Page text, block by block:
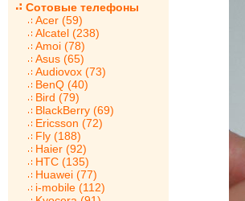
Сотовые телефоны
Acer (59)
Alcatel (238)
Amoi (78)
Asus (65)
Audiovox (73)
BenQ (40)
Bird (79)
BlackBerry (69)
Ericsson (72)
Fly (188)
Haier (92)
HTC (135)
Huawei (77)
i-mobile (112)